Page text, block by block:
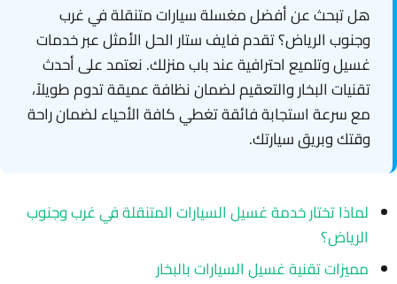
هل تبحث عن أفضل مغسلة سيارات متنقلة في غرب
وجنوب الرياض؟ تقدم فايف ستار الحل الأمثل عبر خدمات
غسيل وتلميع احترافية عند باب منزلك. نعتمد على أحدث
تقنيات البخار والتعقيم لضمان نظافة عميقة تدوم طويلاً،
مع سرعة استجابة فائقة تغطي كافة الأحياء لضمان راحة
وقتك وبريق سيارتك.
لماذا تختار خدمة غسيل السيارات المتنقلة في غرب وجنوب
الرياض؟
مميزات تقنية غسيل السيارات بالبخار